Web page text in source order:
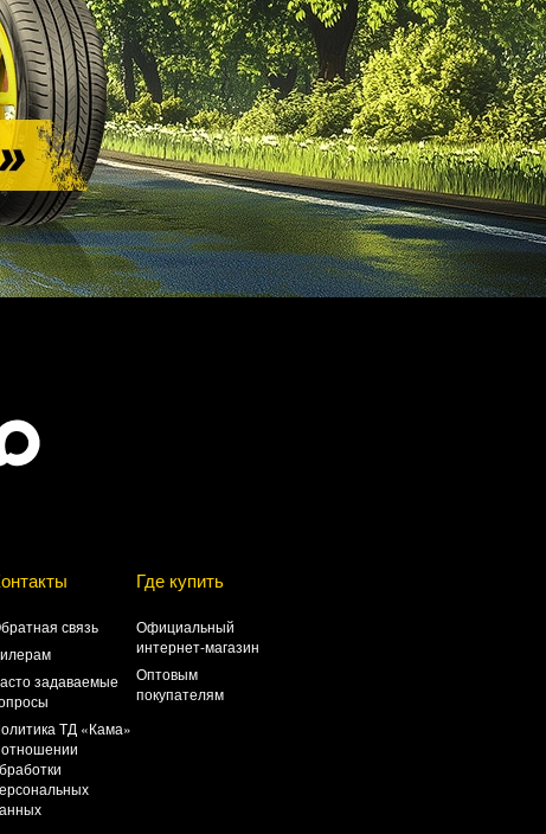
связь
задаваемые
ТД «Кама»
Где купить
Официальный
интернет-магазин
Оптовым
покупателям